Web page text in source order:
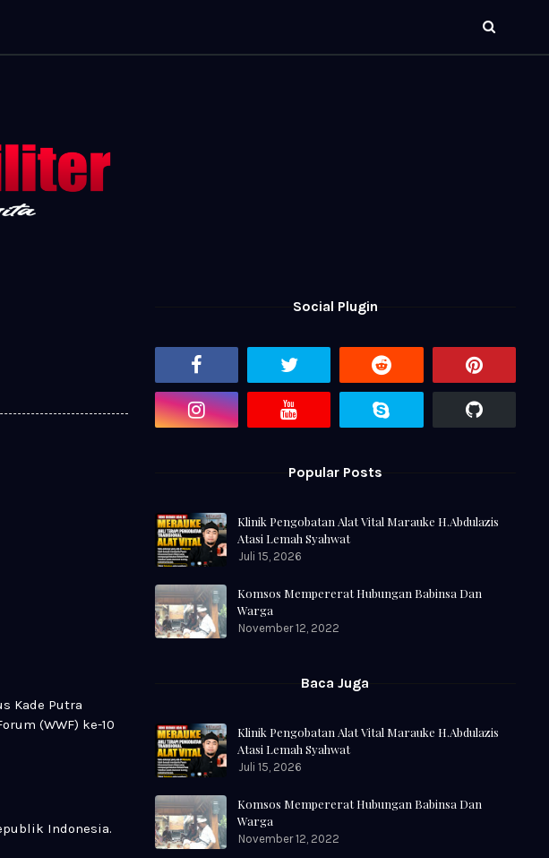
Kade Putra
(WWF) ke-10
Indonesia.
Social Plugin
Popular Posts
Klinik Pengobatan Alat Vital Marauke H.Abdulazis
Atasi Lemah Syahwat
Juli 15, 2026
Komsos Mempererat Hubungan Babinsa Dan
Warga
November 12, 2022
Baca Juga
Klinik Pengobatan Alat Vital Marauke H.Abdulazis
Atasi Lemah Syahwat
Juli 15, 2026
Komsos Mempererat Hubungan Babinsa Dan
Warga
November 12, 2022